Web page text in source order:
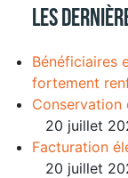
Les
Bénéficiaires
fortement
Conservation
20 juillet
Facturation
20 juillet